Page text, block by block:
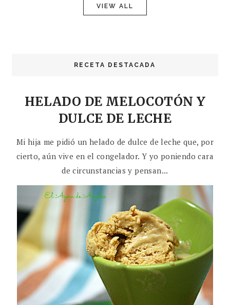
VIEW ALL
RECETA DESTACADA
HELADO DE MELOCOTÓN Y
DULCE DE LECHE
Mi hija me pidió un helado de dulce de leche que, por
cierto, aún vive en el congelador. Y yo poniendo cara
de circunstancias y pensan...